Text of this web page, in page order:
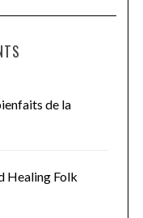
de la
Healing Folk